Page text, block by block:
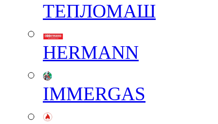
ТЕПЛОМАШ
HERMANN
IMMERGAS